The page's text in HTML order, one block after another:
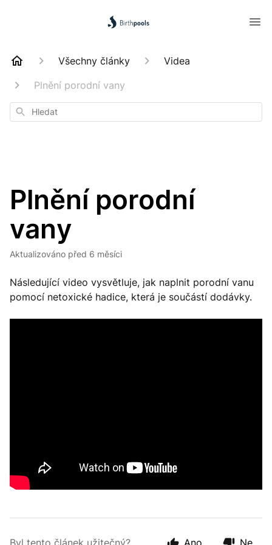
Všechny články
Videa
Plnění porodní vany
Hledat
Plnění porodní
vany
Aktualizováno před 6 měsíci
Následující video vysvětluje, jak naplnit porodní vanu
pomocí netoxické hadice, která je součástí dodávky.
Byl tento článek užitečný? Ano Ne